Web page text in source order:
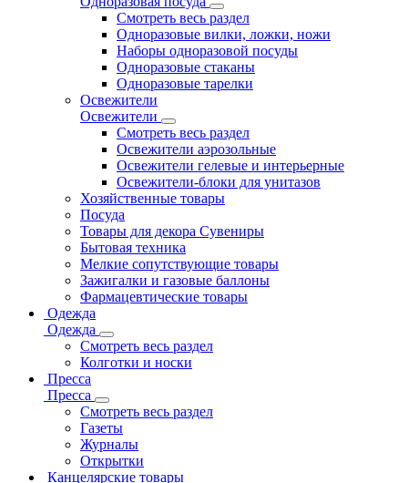
Смотреть весь раздел
Одноразовые вилки, ложки, ножи
Наборы одноразовой посуды
Одноразовые стаканы
Одноразовые тарелки
Освежители
Освежители
Смотреть весь раздел
Освежители аэрозольные
Освежители гелевые и интерьерные
Освежители-блоки для унитазов
Хозяйственные товары
Посуда
Товары для декора Сувениры
Бытовая техника
Мелкие сопутствующие товары
Зажигалки и газовые баллоны
Фармацевтические товары
Одежда
Одежда
Смотреть весь раздел
Колготки и носки
Пресса
Пресса
Смотреть весь раздел
Газеты
Журналы
Открытки
Канцелярские товары